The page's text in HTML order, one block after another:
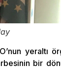
yeraltı
bir